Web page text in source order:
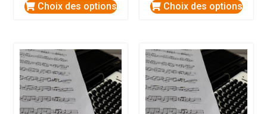
Choix des options Choix des options